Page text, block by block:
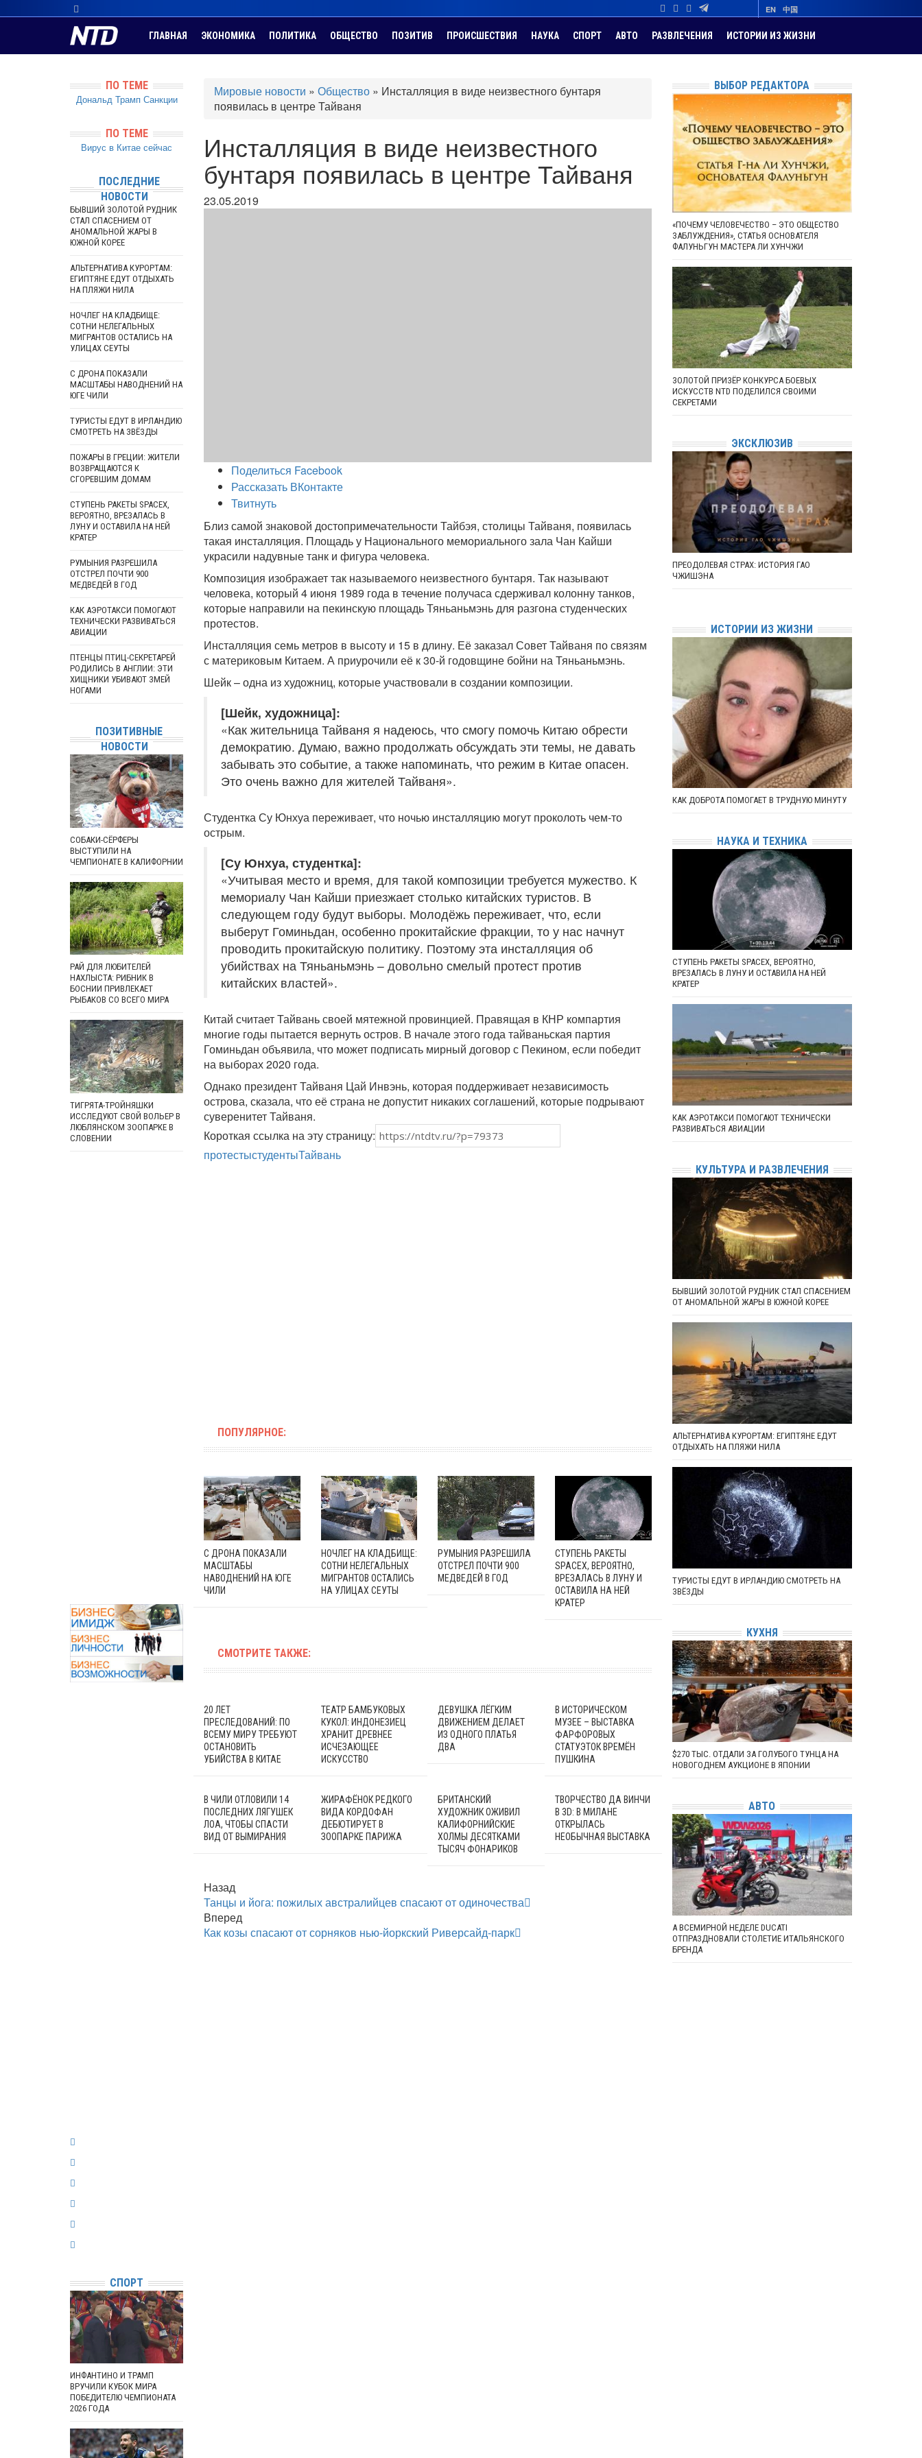
EN 中国
ГЛАВНАЯ ЭКОНОМИКА ПОЛИТИКА ОБЩЕСТВО ПОЗИТИВ ПРОИСШЕСТВИЯ НАУКА СПОРТ АВТО РАЗВЛЕЧЕНИЯ ИСТОРИИ ИЗ ЖИЗНИ
Мировые новости » Общество » Инсталляция в виде неизвестного бунтаря
появилась в центре Тайваня
Инсталляция в виде неизвестного
бунтаря появилась в центре Тайваня
23.05.2019
Поделиться Facebook
Рассказать ВКонтакте
Твитнуть
Близ самой знаковой достопримечательности Тайбэя, столицы Тайваня, появилась
такая инсталляция. Площадь у Национального мемориального зала Чан Кайши
украсили надувные танк и фигура человека.
Композиция изображает так называемого неизвестного бунтаря. Так называют
человека, который 4 июня 1989 года в течение получаса сдерживал колонну танков,
которые направили на пекинскую площадь Тяньаньмэнь для разгона студенческих
протестов.
Инсталляция семь метров в высоту и 15 в длину. Её заказал Совет Тайваня по связям
с материковым Китаем. А приурочили её к 30-й годовщине бойни на Тяньаньмэнь.
Шейк – одна из художниц, которые участвовали в создании композиции.
[Шейк, художница]:
«Как жительница Тайваня я надеюсь, что смогу помочь Китаю обрести
демократию. Думаю, важно продолжать обсуждать эти темы, не давать
забывать это событие, а также напоминать, что режим в Китае опасен.
Это очень важно для жителей Тайваня».
Студентка Су Юнхуа переживает, что ночью инсталляцию могут проколоть чем-то
острым.
[Су Юнхуа, студентка]:
«Учитывая место и время, для такой композиции требуется мужество. К
мемориалу Чан Кайши приезжает столько китайских туристов. В
следующем году будут выборы. Молодёжь переживает, что, если
выберут Гоминьдан, особенно прокитайские фракции, то у нас начнут
проводить прокитайскую политику. Поэтому эта инсталляция об
убийствах на Тяньаньмэнь – довольно смелый протест против
китайских властей».
Китай считает Тайвань своей мятежной провинцией. Правящая в КНР компартия
многие годы пытается вернуть остров. В начале этого года тайваньская партия
Гоминьдан объявила, что может подписать мирный договор с Пекином, если победит
на выборах 2020 года.
Однако президент Тайваня Цай Инвэнь, которая поддерживает независимость
острова, сказала, что её страна не допустит никаких соглашений, которые подрывают
суверенитет Тайваня.
Короткая ссылка на эту страницу:
протестыстудентыТайвань
ПОПУЛЯРНОЕ:
С ДРОНА ПОКАЗАЛИ
МАСШТАБЫ
НАВОДНЕНИЙ НА ЮГЕ
ЧИЛИ
НОЧЛЕГ НА КЛАДБИЩЕ:
СОТНИ НЕЛЕГАЛЬНЫХ
МИГРАНТОВ ОСТАЛИСЬ
НА УЛИЦАХ СЕУТЫ
РУМЫНИЯ РАЗРЕШИЛА
ОТСТРЕЛ ПОЧТИ 900
МЕДВЕДЕЙ В ГОД
СТУПЕНЬ РАКЕТЫ
SPACEX, ВЕРОЯТНО,
ВРЕЗАЛАСЬ В ЛУНУ И
ОСТАВИЛА НА НЕЙ
КРАТЕР
СМОТРИТЕ ТАКЖЕ:
20 ЛЕТ
ПРЕСЛЕДОВАНИЙ: ПО
ВСЕМУ МИРУ ТРЕБУЮТ
ОСТАНОВИТЬ
УБИЙСТВА В КИТАЕ
ТЕАТР БАМБУКОВЫХ
КУКОЛ: ИНДОНЕЗИЕЦ
ХРАНИТ ДРЕВНЕЕ
ИСЧЕЗАЮЩЕЕ
ИСКУССТВО
ДЕВУШКА ЛЁГКИМ
ДВИЖЕНИЕМ ДЕЛАЕТ
ИЗ ОДНОГО ПЛАТЬЯ
ДВА
В ИСТОРИЧЕСКОМ
МУЗЕЕ – ВЫСТАВКА
ФАРФОРОВЫХ
СТАТУЭТОК ВРЕМЁН
ПУШКИНА
В ЧИЛИ ОТЛОВИЛИ 14
ПОСЛЕДНИХ ЛЯГУШЕК
ЛОА, ЧТОБЫ СПАСТИ
ВИД ОТ ВЫМИРАНИЯ
ЖИРАФЁНОК РЕДКОГО
ВИДА КОРДОФАН
ДЕБЮТИРУЕТ В
ЗООПАРКЕ ПАРИЖА
БРИТАНСКИЙ
ХУДОЖНИК ОЖИВИЛ
КАЛИФОРНИЙСКИЕ
ХОЛМЫ ДЕСЯТКАМИ
ТЫСЯЧ ФОНАРИКОВ
ТВОРЧЕСТВО ДА ВИНЧИ
В 3D: В МИЛАНЕ
ОТКРЫЛАСЬ
НЕОБЫЧНАЯ ВЫСТАВКА
Назад
Танцы и йога: пожилых австралийцев спасают от одиночества
Вперед
Как козы спасают от сорняков нью-йоркский Риверсайд-парк
ПО ТЕМЕ
Дональд Трамп Санкции
ПО ТЕМЕ
Вирус в Китае сейчас
ПОСЛЕДНИЕ
НОВОСТИ
БЫВШИЙ ЗОЛОТОЙ РУДНИК
СТАЛ СПАСЕНИЕМ ОТ
АНОМАЛЬНОЙ ЖАРЫ В
ЮЖНОЙ КОРЕЕ
АЛЬТЕРНАТИВА КУРОРТАМ:
ЕГИПТЯНЕ ЕДУТ ОТДЫХАТЬ
НА ПЛЯЖИ НИЛА
НОЧЛЕГ НА КЛАДБИЩЕ:
СОТНИ НЕЛЕГАЛЬНЫХ
МИГРАНТОВ ОСТАЛИСЬ НА
УЛИЦАХ СЕУТЫ
С ДРОНА ПОКАЗАЛИ
МАСШТАБЫ НАВОДНЕНИЙ НА
ЮГЕ ЧИЛИ
ТУРИСТЫ ЕДУТ В ИРЛАНДИЮ
СМОТРЕТЬ НА ЗВЁЗДЫ
ПОЖАРЫ В ГРЕЦИИ: ЖИТЕЛИ
ВОЗВРАЩАЮТСЯ К
СГОРЕВШИМ ДОМАМ
СТУПЕНЬ РАКЕТЫ SPACEX,
ВЕРОЯТНО, ВРЕЗАЛАСЬ В
ЛУНУ И ОСТАВИЛА НА НЕЙ
КРАТЕР
РУМЫНИЯ РАЗРЕШИЛА
ОТСТРЕЛ ПОЧТИ 900
МЕДВЕДЕЙ В ГОД
КАК АЭРОТАКСИ ПОМОГАЮТ
ТЕХНИЧЕСКИ РАЗВИВАТЬСЯ
АВИАЦИИ
ПТЕНЦЫ ПТИЦ-СЕКРЕТАРЕЙ
РОДИЛИСЬ В АНГЛИИ: ЭТИ
ХИЩНИКИ УБИВАЮТ ЗМЕЙ
НОГАМИ
ПОЗИТИВНЫЕ
НОВОСТИ
СОБАКИ-СЁРФЕРЫ
ВЫСТУПИЛИ НА
ЧЕМПИОНАТЕ В КАЛИФОРНИИ
РАЙ ДЛЯ ЛЮБИТЕЛЕЙ
НАХЛЫСТА: РИБНИК В
БОСНИИ ПРИВЛЕКАЕТ
РЫБАКОВ СО ВСЕГО МИРА
ТИГРЯТА-ТРОЙНЯШКИ
ИССЛЕДУЮТ СВОЙ ВОЛЬЕР В
ЛЮБЛЯНСКОМ ЗООПАРКЕ В
СЛОВЕНИИ
СПОРТ
ИНФАНТИНО И ТРАМП
ВРУЧИЛИ КУБОК МИРА
ПОБЕДИТЕЛЮ ЧЕМПИОНАТА
2026 ГОДА
ВЫБОР РЕДАКТОРА
«ПОЧЕМУ ЧЕЛОВЕЧЕСТВО – ЭТО ОБЩЕСТВО
ЗАБЛУЖДЕНИЯ», СТАТЬЯ ОСНОВАТЕЛЯ
ФАЛУНЬГУН МАСТЕРА ЛИ ХУНЧЖИ
ЗОЛОТОЙ ПРИЗЁР КОНКУРСА БОЕВЫХ
ИСКУССТВ NTD ПОДЕЛИЛСЯ СВОИМИ
СЕКРЕТАМИ
ЭКСКЛЮЗИВ
ПРЕОДОЛЕВАЯ СТРАХ: ИСТОРИЯ ГАО
ЧЖИШЭНА
ИСТОРИИ ИЗ ЖИЗНИ
КАК ДОБРОТА ПОМОГАЕТ В ТРУДНУЮ МИНУТУ
НАУКА И ТЕХНИКА
СТУПЕНЬ РАКЕТЫ SPACEX, ВЕРОЯТНО,
ВРЕЗАЛАСЬ В ЛУНУ И ОСТАВИЛА НА НЕЙ
КРАТЕР
КАК АЭРОТАКСИ ПОМОГАЮТ ТЕХНИЧЕСКИ
РАЗВИВАТЬСЯ АВИАЦИИ
КУЛЬТУРА И РАЗВЛЕЧЕНИЯ
БЫВШИЙ ЗОЛОТОЙ РУДНИК СТАЛ СПАСЕНИЕМ
ОТ АНОМАЛЬНОЙ ЖАРЫ В ЮЖНОЙ КОРЕЕ
АЛЬТЕРНАТИВА КУРОРТАМ: ЕГИПТЯНЕ ЕДУТ
ОТДЫХАТЬ НА ПЛЯЖИ НИЛА
ТУРИСТЫ ЕДУТ В ИРЛАНДИЮ СМОТРЕТЬ НА
ЗВЁЗДЫ
КУХНЯ
$270 ТЫС. ОТДАЛИ ЗА ГОЛУБОГО ТУНЦА НА
НОВОГОДНЕМ АУКЦИОНЕ В ЯПОНИИ
АВТО
А ВСЕМИРНОЙ НЕДЕЛЕ DUCATI
ОТПРАЗДНОВАЛИ СТОЛЕТИЕ ИТАЛЬЯНСКОГО
БРЕНДА